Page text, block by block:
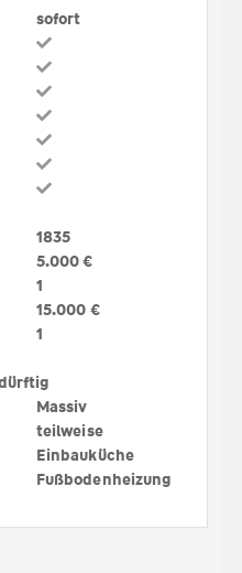
sofort
1835
5.000 €
1
15.000 €
1
Massiv
teilweise
Einbauküche
Fußbodenheizung